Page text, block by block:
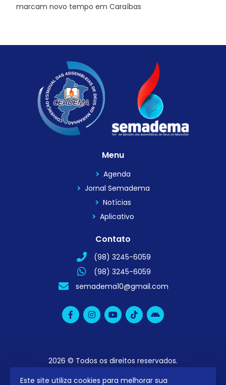
marcam novo tempo em Caraíbas
Este site utiliza cookies para melhorar sua
Menu
Agenda
Jornal Semadema
Notícias
Aplicativo
Contato
(98) 3245-6059
(98) 3245-6059
semadema10@gmail.com
2026 © Todos os direitos reservados.
utilizamos a plataforma